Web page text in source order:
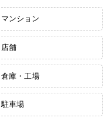
マンション
店舗
倉庫・工場
駐車場